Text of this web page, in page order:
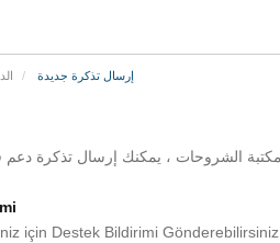
إرسال تذكرة جديدة
الشروحات ، يمكنك إرسال تذكرة
için Destek Bildirimi